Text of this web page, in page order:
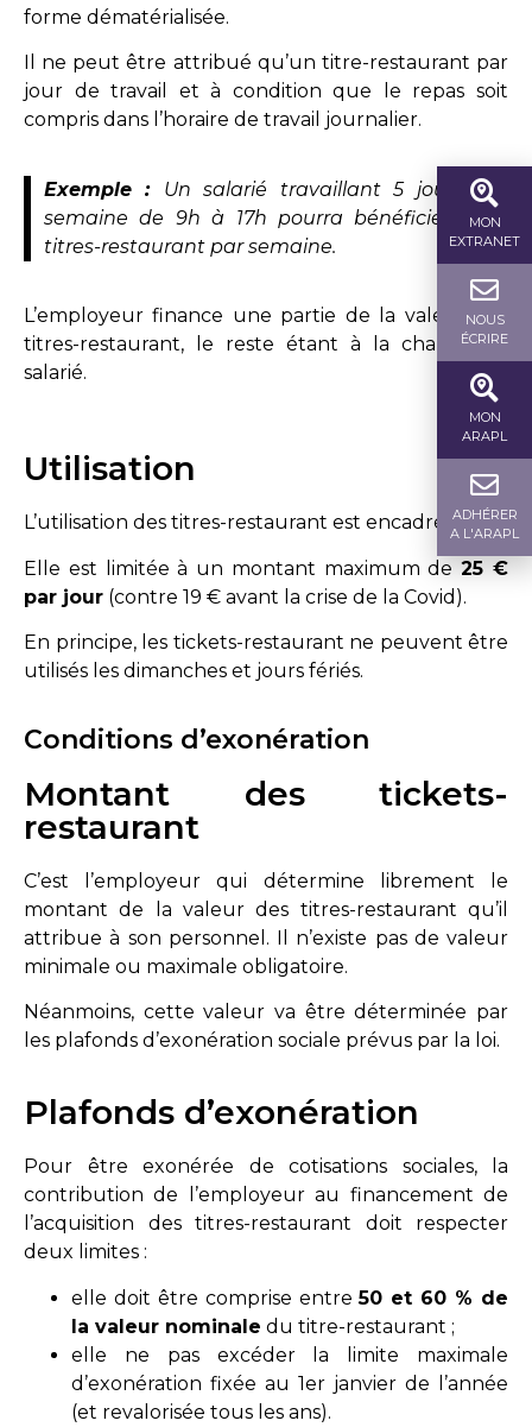
forme dématérialisée.
Il ne peut être attribué qu’un titre-restaurant par
jour de travail et à condition que le repas soit
compris dans l’horaire de travail journalier.
Exemple : Un salarié travaillant 5 jours par
semaine de 9h à 17h pourra bénéficier de 5
titres-restaurant par semaine.
L’employeur finance une partie de la valeur des
titres-restaurant, le reste étant à la charge du
salarié.
Utilisation
L’utilisation des titres-restaurant est encadrée.
Elle est limitée à un montant maximum de25 €
par jour (contre 19 € avant la crise de la Covid).
En principe, les tickets-restaurant ne peuvent être
utilisés les dimanches et jours fériés.
Conditions d’exonération
Montant des tickets-
restaurant
C’est l’employeur qui détermine librement le
montant de la valeur des titres-restaurant qu’il
attribue à son personnel. Il n’existe pas de valeur
minimale ou maximale obligatoire.
Néanmoins, cette valeur va être déterminée par
les plafonds d’exonération sociale prévus par la loi.
Plafonds d’exonération
Pour être exonérée de cotisations sociales, la
contribution de l’employeur au financement de
l’acquisition des titres-restaurant doit respecter
deux limites :
elle doit être comprise entre50 et 60 % de
la valeur nominale du titre-restaurant ;
elle ne pas excéder la limite maximale
d’exonération fixée au 1er janvier de l’année
(et revalorisée tous les ans).
MON
EXTRANET
NOUS
ÉCRIRE
MON
ARAPL
ADHÉRER
A L'ARAPL